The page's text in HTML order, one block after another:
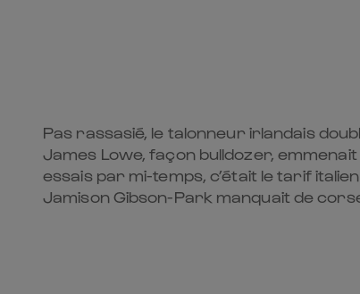
Pas rassasié, le talonneur irlandais
James Lowe, façon bulldozer,
essais par mi-temps, c’était le tarif
Jamison Gibson-Park manquait de